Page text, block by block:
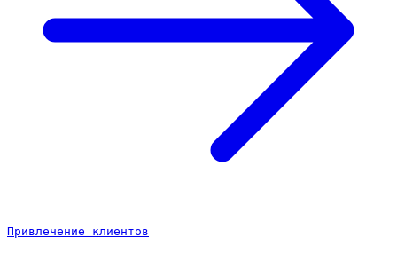
Привлечение клиентов